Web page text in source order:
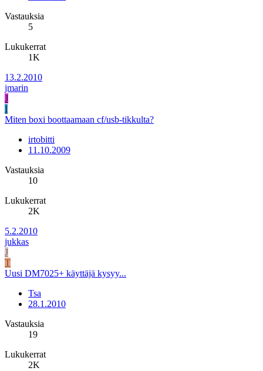
Vastauksia
5
Lukukerrat
1K
13.2.2010
jmarin
J
I
Miten boxi boottaamaan cf/usb-tikkulta?
irtobitti
11.10.2009
Vastauksia
10
Lukukerrat
2K
5.2.2010
jukkas
J
T
Uusi DM7025+ käyttäjä kysyy...
Tsa
28.1.2010
Vastauksia
19
Lukukerrat
2K